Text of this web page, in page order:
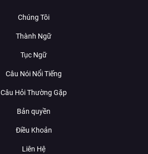
Chúng Tôi
Thành Ngữ
Tục Ngữ
Câu Nói Nổi Tiếng
Câu Hỏi Thường Gặp
Bản quyền
Điều Khoản
Liên Hệ